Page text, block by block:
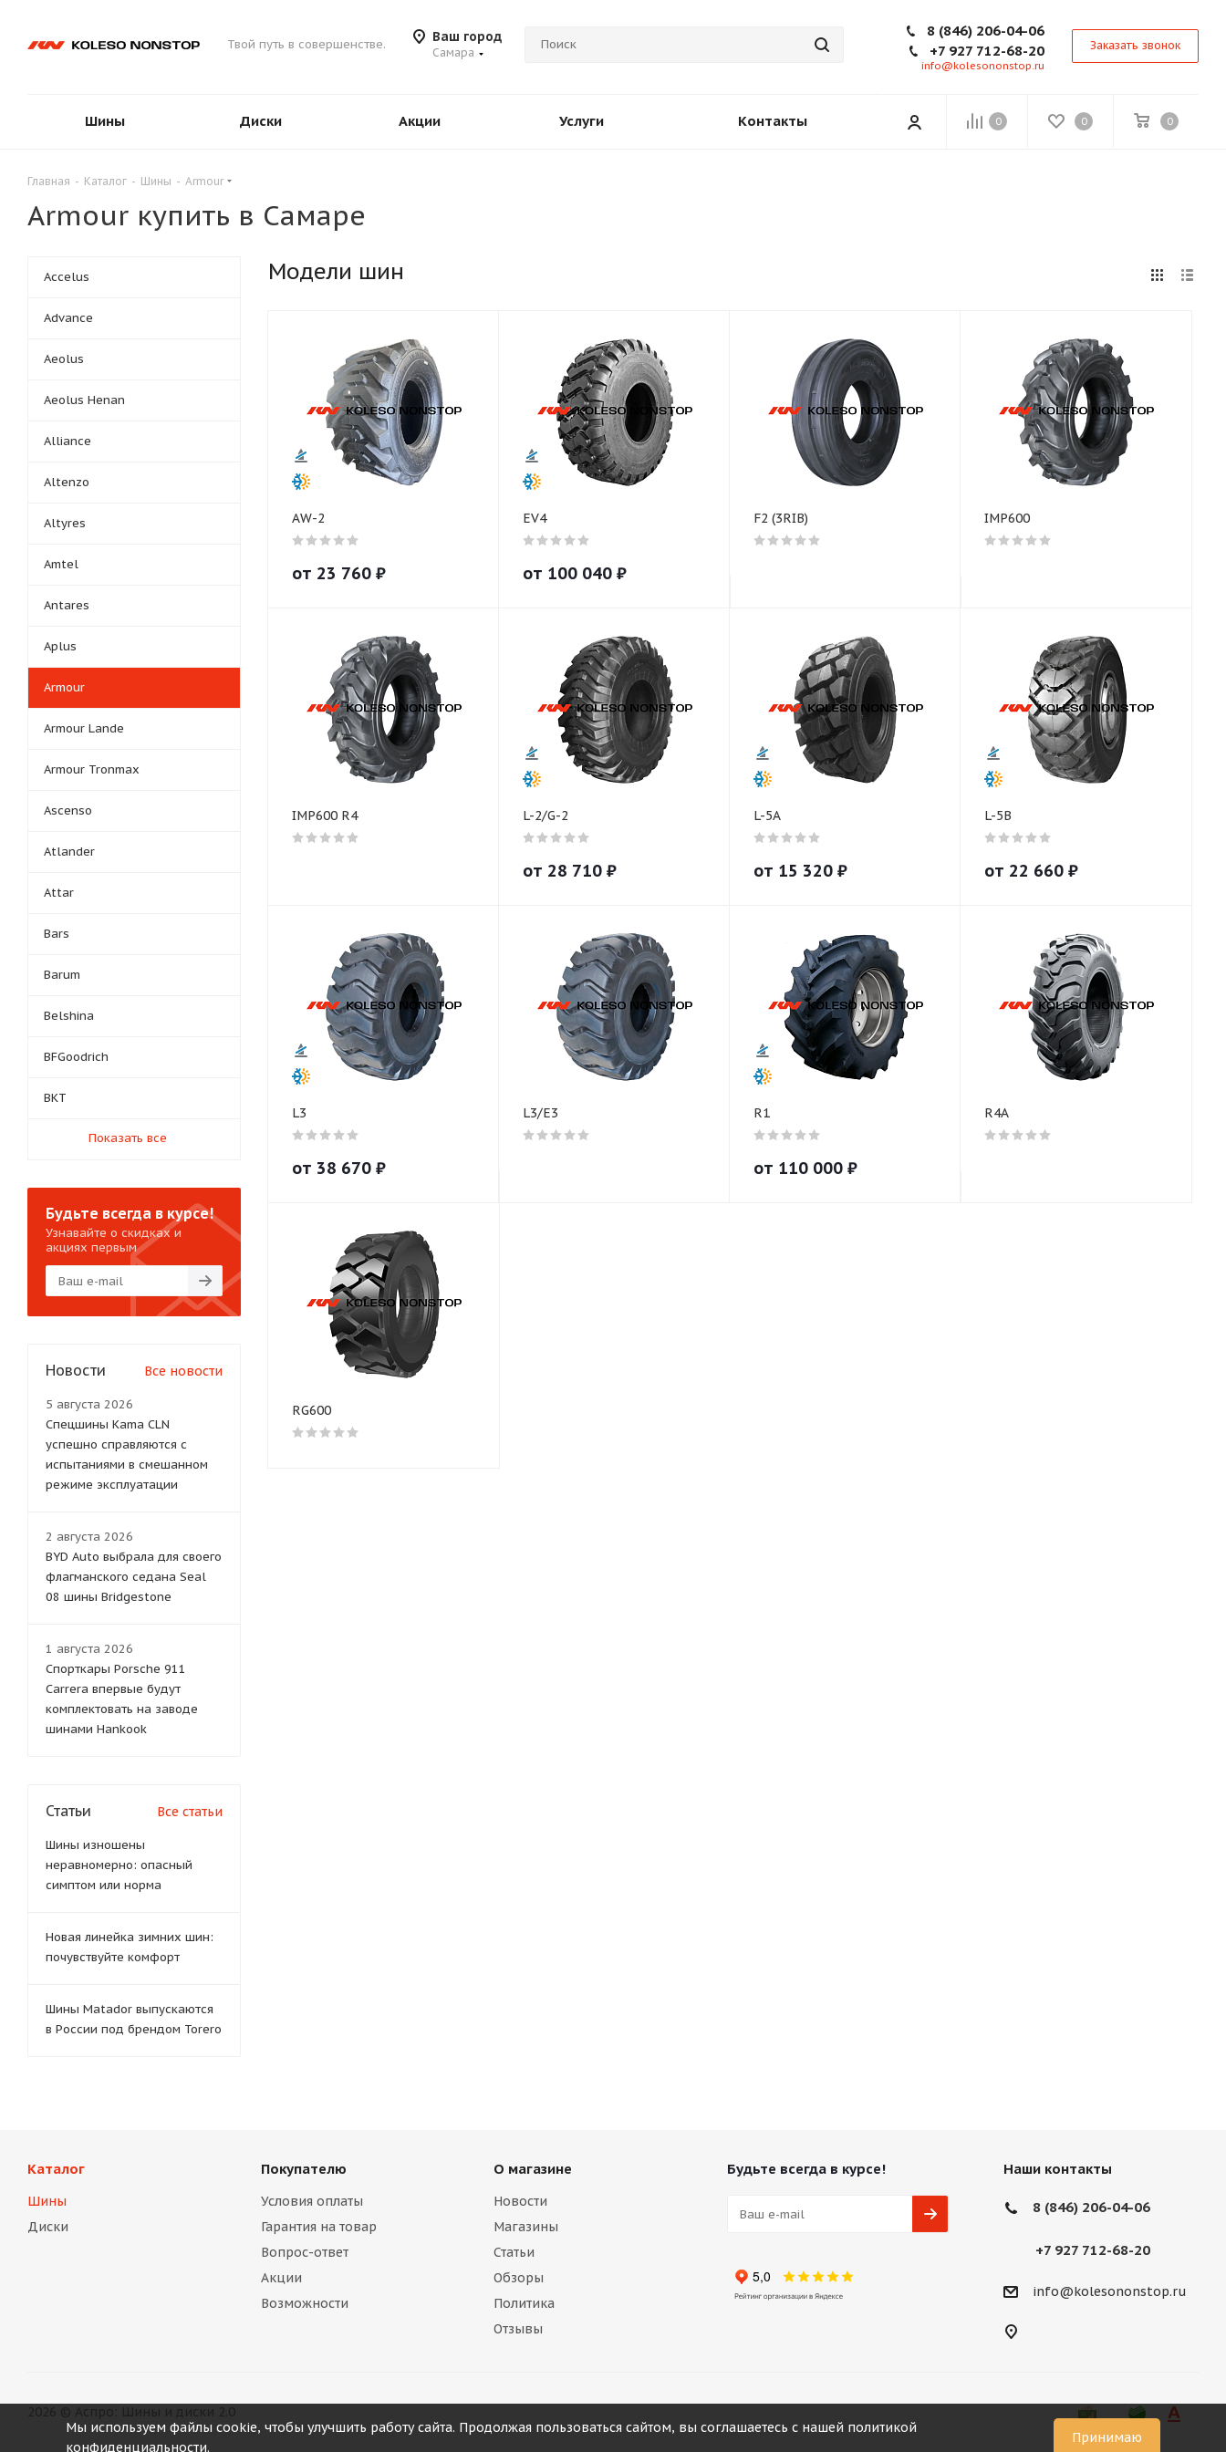
Твой путь в совершенстве. Ваш город
Самара
8 (846) 206-04-06
+7 927 712-68-20
info@kolesononstop.ru
Заказать звонок
0 0 0
Шины Диски Акции Услуги Контакты
Главная - Каталог - Шины - Armour
Armour купить в Самаре
Модели шин
AW-2
от 23 760 ₽
EV4
от 100 040 ₽
F2 (3RIB) IMP600
IMP600 R4 L-2/G-2
от 28 710 ₽
L-5A
от 15 320 ₽
L-5B
от 22 660 ₽
L3
от 38 670 ₽
L3/E3 R1
от 110 000 ₽
R4A
RG600
Accelus
Advance
Aeolus
Aeolus Henan
Alliance
Altenzo
Altyres
Amtel
Antares
Aplus
Armour
Armour Lande
Armour Tronmax
Ascenso
Atlander
Attar
Bars
Barum
Belshina
BFGoodrich
BKT
Показать все
Будьте всегда в курсе!
Узнавайте о скидках и
акциях первым
Новости Все новости
5 августа 2026
Спецшины Kama CLN
успешно справляются с
испытаниями в смешанном
режиме эксплуатации
2 августа 2026
BYD Auto выбрала для своего
флагманского седана Seal
08 шины Bridgestone
1 августа 2026
Спорткары Porsche 911
Carrera впервые будут
комплектовать на заводе
шинами Hankook
Статьи Все статьи
Шины изношены
неравномерно: опасный
симптом или норма
Новая линейка зимних шин:
почувствуйте комфорт
Шины Matador выпускаются
в России под брендом Torero
Каталог
Шины
Диски
Покупателю
Условия оплаты
Гарантия на товар
Вопрос-ответ
Акции
Возможности
О магазине
Новости
Магазины
Статьи
Обзоры
Политика
Отзывы
Будьте всегда в курсе! Наши контакты
8 (846) 206-04-06
+7 927 712-68-20
info@kolesononstop.ru
Мы используем файлы cookie, чтобы улучшить работу сайта. Продолжая пользоваться сайтом, вы соглашаетесь с нашей политикой
конфиденциальности.
Принимаю